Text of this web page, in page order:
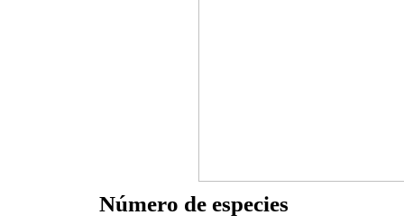
Número de especies